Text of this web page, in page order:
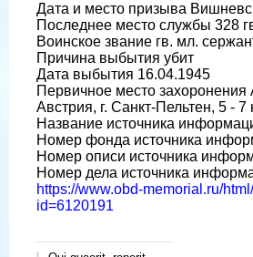
Дата и место призыва
Последнее место службы 328
Воинское звание гв. мл.
Причина выбытия убит
Дата выбытия 16.04.1945
Первичное место
Австрия, г. Санкт-Пельтен, 5 -
Название источника
Номер фонда источника
Номер описи источника
Номер дела источника
https://www.obd-memorial.ru/
id=6120191